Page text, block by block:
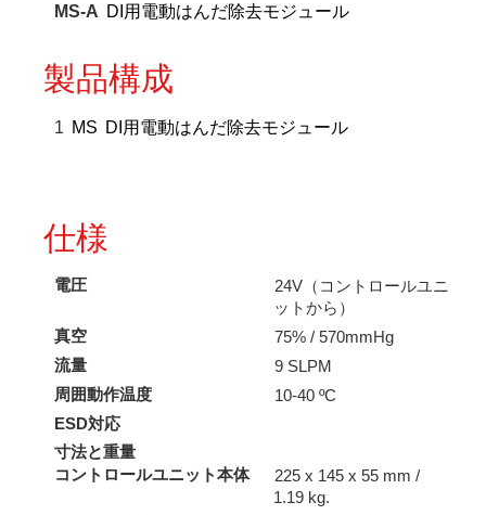
ル
MS-A DI用電動はんだ除去モジュール
製品構成
1 MS DI用電動はんだ除去モジュール
仕様
電圧
24V（コントロールユニ
ットから）
真空
75% / 570mmHg
流量
9 SLPM
周囲動作温度
10-40 ºC
ESD対応
寸法と重量
コントロールユニット本体
225 x 145 x 55 mm /
1.19 kg.